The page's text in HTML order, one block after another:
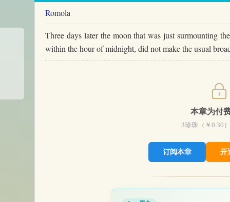
Romola
Three days later the moon that was just surmounting
within the hour of midnight, did not make the usual
本章为付
3珍珠（￥ 0.30
订阅本章 开